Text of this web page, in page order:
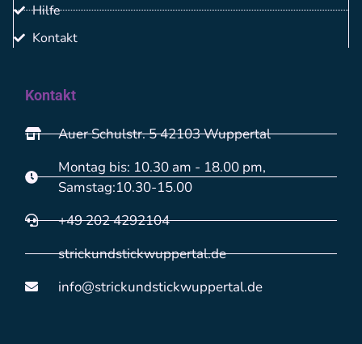
Hilfe
Kontakt
Kontakt
Auer Schulstr. 5 42103 Wuppertal
Montag bis: 10.30 am - 18.00 pm,
Samstag:10.30-15.00
+49 202 4292104
strickundstickwuppertal.de
info@strickundstickwuppertal.de